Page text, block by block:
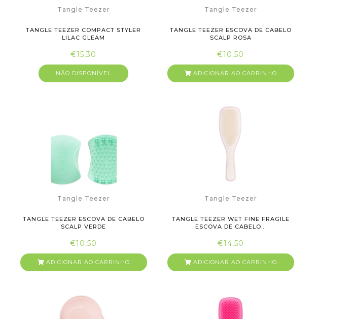
Tangle Teezer
TANGLE TEEZER COMPACT STYLER
LILAC GLEAM
€15,30
NÃO DISPONÍVEL
Tangle Teezer
TANGLE TEEZER ESCOVA DE CABELO
SCALP ROSA
€10,50
ADICIONAR AO CARRINHO
Tangle Teezer
TANGLE TEEZER ESCOVA DE CABELO
SCALP VERDE
€10,50
ADICIONAR AO CARRINHO
Tangle Teezer
TANGLE TEEZER WET FINE FRAGILE
ESCOVA DE CABELO...
€14,50
ADICIONAR AO CARRINHO